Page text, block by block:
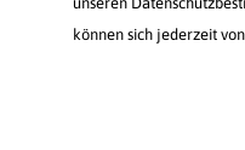
können sich jederzeit